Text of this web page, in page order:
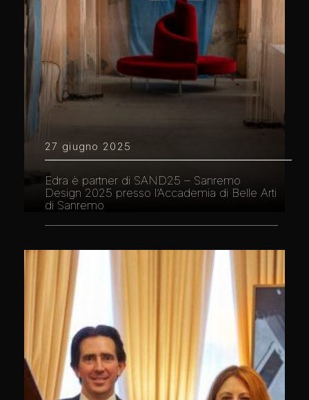
27 giugno 2025
Edra è partner di SAND25 – Sanremo
Design 2025 presso l’Accademia di Belle Arti
di Sanremo